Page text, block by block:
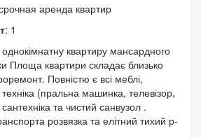
аренда квартир
: 1
квартиру мансардного
Площа квартири складає близько
Повністю є всі меблі,
(пральна машинка, телевізор,
та чистий санвузол .
розвязка та елітний тихий р-